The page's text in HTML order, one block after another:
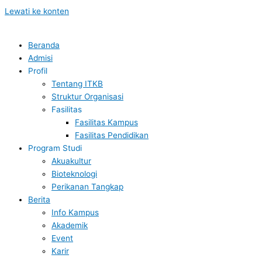
Lewati ke konten
Beranda
Admisi
Profil
Tentang ITKB
Struktur Organisasi
Fasilitas
Fasilitas Kampus
Fasilitas Pendidikan
Program Studi
Akuakultur
Bioteknologi
Perikanan Tangkap
Berita
Info Kampus
Akademik
Event
Karir